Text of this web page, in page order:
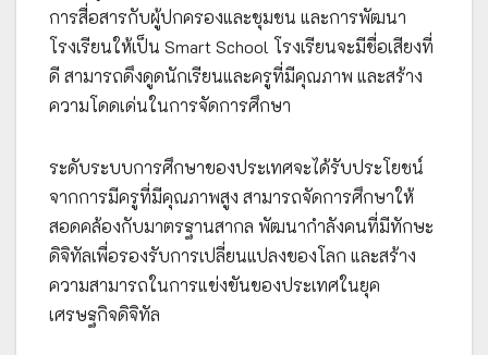
การสื่อสารกับผู้ปกครองและชุมชน และการพัฒนา
โรงเรียนให้เป็น Smart School โรงเรียนจะมีชื่อเสียงที่
ดี สามารถดึงดูดนักเรียนและครูที่มีคุณภาพ และสร้าง
ความโดดเด่นในการจัดการศึกษา
ระดับระบบการศึกษาของประเทศจะได้รับประโยชน์
จากการมีครูที่มีคุณภาพสูง สามารถจัดการศึกษาให้
สอดคล้องกับมาตรฐานสากล พัฒนากำลังคนที่มีทักษะ
ดิจิทัลเพื่อรองรับการเปลี่ยนแปลงของโลก และสร้าง
ความสามารถในการแข่งขันของประเทศในยุค
เศรษฐกิจดิจิทัล